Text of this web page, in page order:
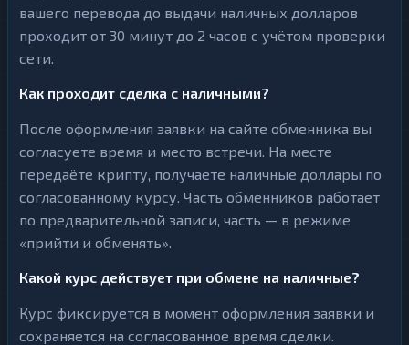
вашего перевода до выдачи наличных долларов
проходит от 30 минут до 2 часов с учётом проверки
сети.
Как проходит сделка с наличными?
После оформления заявки на сайте обменника вы
согласуете время и место встречи. На месте
передаёте крипту, получаете наличные доллары по
согласованному курсу. Часть обменников работает
по предварительной записи, часть — в режиме
«прийти и обменять».
Какой курс действует при обмене на наличные?
Курс фиксируется в момент оформления заявки и
сохраняется на согласованное время сделки.